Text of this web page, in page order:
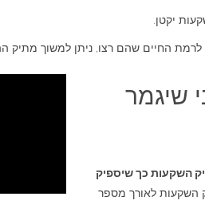
יקטן.
לרמת החיים שהם רצו, ניתן למשוך
שיגמר
השקעות כך שיספיק
השקעות לאורך מספר